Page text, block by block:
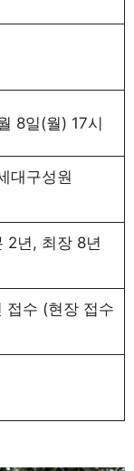
8일(월) 17시
대구성원
2년, 최장 8년
접수 (현장 접수